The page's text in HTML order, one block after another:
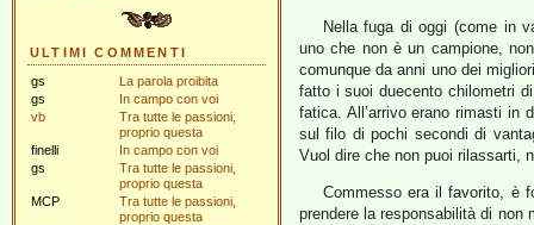
ULTIMI COMMENTI
gs
La parola proibita
gs
In campo con voi
vb
Tra tutte le passioni,
proprio questa
finelli
In campo con voi
gs
Tra tutte le passioni,
proprio questa
MCP
Tra tutte le passioni,
proprio questa
Nella fuga di oggi (come in
uno che non è un campione,
comunque da anni uno dei
fatto i suoi duecento chilometri
fatica. All’arrivo erano rimasti in
sul filo di pochi secondi di
Vuol dire che non puoi rilassarti,
Commesso era il favorito, è
prendere la responsabilità di non